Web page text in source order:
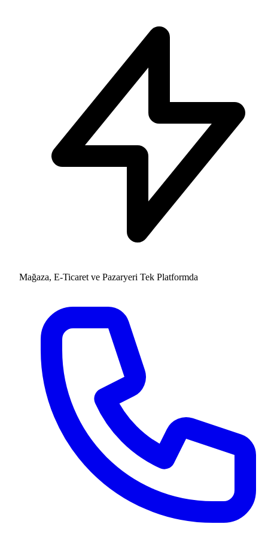
Mağaza, E-Ticaret ve Pazaryeri Tek Platformda